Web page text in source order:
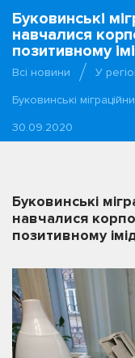
Буковинські
навчалися
позитивному
Всі новини
У
Буковинські
30.09.2020
Буковинські
навчалися
позитивному